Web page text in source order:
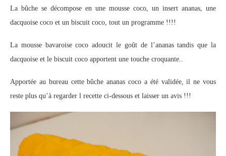
La bûche se décompose en une mousse coco, un insert ananas, une
dacquoise coco et un biscuit coco, tout un programme !!!!
La mousse bavaroise coco adoucit le goût de l’ananas tandis que la
dacquoise et le biscuit coco apportent une touche croquante..
Apportée au bureau cette bûche ananas coco a été validée, il ne vous
reste plus qu’à regarder l recette ci-dessous et laisser un avis !!!